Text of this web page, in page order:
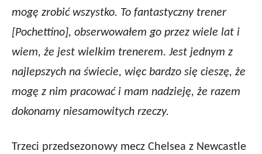
mogę zrobić wszystko. To fantastyczny trener
[Pochettino], obserwowałem go przez wiele lat i
wiem, że jest wielkim trenerem. Jest jednym z
najlepszych na świecie, więc bardzo się cieszę, że
mogę z nim pracować i mam nadzieję, że razem
dokonamy niesamowitych rzeczy.
Trzeci przedsezonowy mecz Chelsea z Newcastle